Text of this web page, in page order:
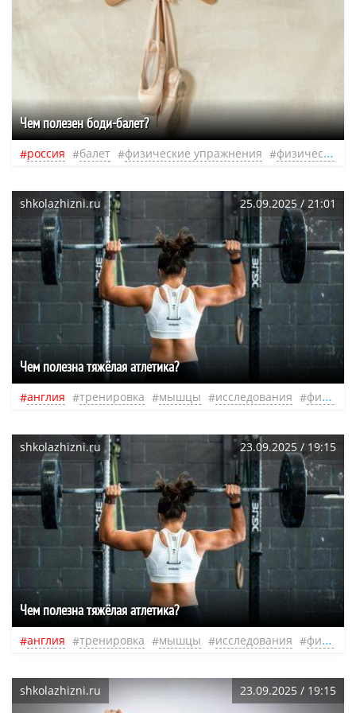
Чем полезен боди-балет?
россия балет физические упражнения физическая нагрузка
shkolazhizni.ru 25.09.2025 / 21:01
Чем полезна тяжёлая атлетика?
англия тренировка мышцы исследования фитнес
shkolazhizni.ru 23.09.2025 / 19:15
Чем полезна тяжёлая атлетика?
англия тренировка мышцы исследования фитнес
shkolazhizni.ru 23.09.2025 / 19:15